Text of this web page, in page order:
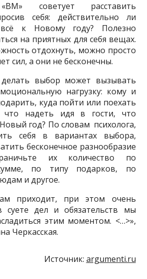
советует расставить
себя: действительно ли
к Новому году? Полезно
на приятных для себя вещах.
отдохнуть, можно просто
сил, а они не бесконечны.
делать выбор может вызывать
нагрузку: кому и
куда пойти или поехать
надеть идя в гости, что
год? По словам психолога,
себя в вариантах выбора,
бесконечное разнообразие
их количество по
по типу подарков, по
и другое.
приходит, при этом очень
дел и обязательств мы
этим моментом. <…>»,
Черкасская.
Источник: argumenti.ru